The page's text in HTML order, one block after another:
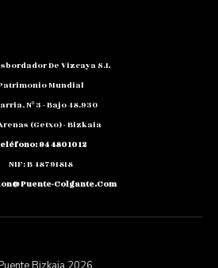
De Vizcaya S.L
Mundial
Nº 3 - Bajo 48.930
(Getxo) - Bizkaia
94 480 10 12
NIF: B 48791818
Colgante.com